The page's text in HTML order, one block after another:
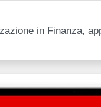
in Finanza,